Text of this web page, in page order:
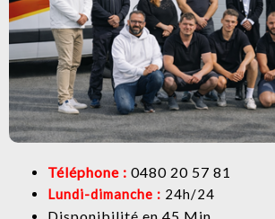
Téléphone : 0480 20 57 81
Lundi-dimanche : 24h/24